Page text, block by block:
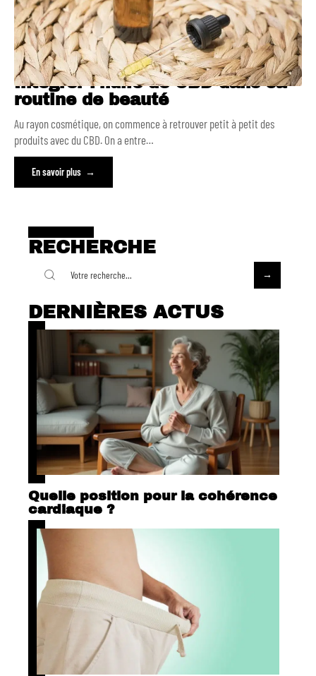
Intégrer l’huile de CBD dans sa
routine de beauté
Au rayon cosmétique, on commence à retrouver petit à petit des
produits avec du CBD. On a entre…
En savoir plus
RECHERCHE
DERNIÈRES ACTUS
Quelle position pour la cohérence
cardiaque ?